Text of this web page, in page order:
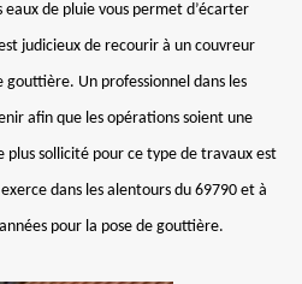
de pluie vous permet d’écarter
judicieux de recourir à un couvreur
gouttière. Un professionnel dans les
afin que les opérations soient une
plus sollicité pour ce type de travaux est
dans les alentours du 69790 et à
pour la pose de gouttière.